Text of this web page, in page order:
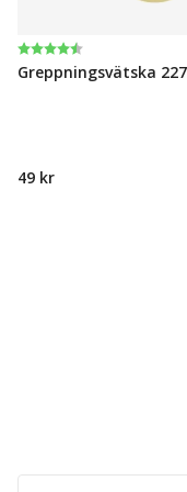
Betyg:
4.6 utav 5 stjärnor
Greppningsvätska
49 kr